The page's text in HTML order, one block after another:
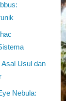
Usul dan
Nebula: